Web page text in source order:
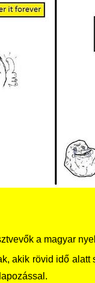
a magyar
akik rövid idő